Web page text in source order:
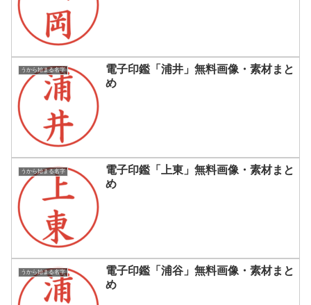
うから始まる名字
電子印鑑「浦井」無料画像・素材まと
め
うから始まる名字
電子印鑑「上東」無料画像・素材まと
め
うから始まる名字
電子印鑑「浦谷」無料画像・素材まと
め